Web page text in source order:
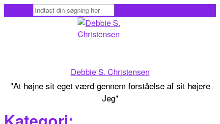
to
Debbie S. Christensen
"At højne sit eget værd gennem forståelse af sit højere
Jeg"